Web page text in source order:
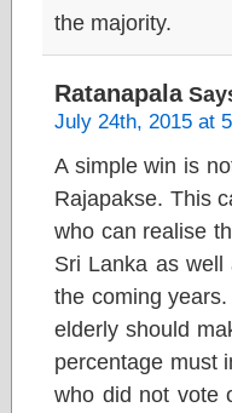
the majority.
Ratanapala
July 24th, 2015 at
A simple win is
Rajapakse. This
who can realise
Sri Lanka as
the coming
elderly should
percentage must
who did not vote